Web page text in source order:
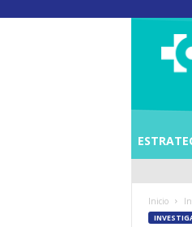
A
Inicio